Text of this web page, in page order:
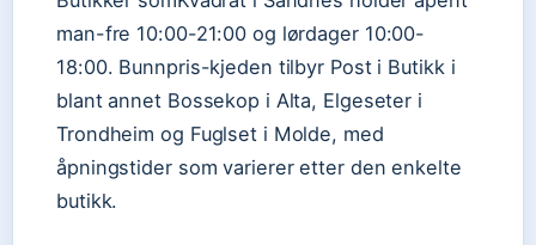
man-fre 10:00-21:00 og lørdager 10:00-
18:00. Bunnpris-kjeden tilbyr Post i Butikk i
blant annet Bossekop i Alta, Elgeseter i
Trondheim og Fuglset i Molde, med
åpningstider som varierer etter den enkelte
butikk.